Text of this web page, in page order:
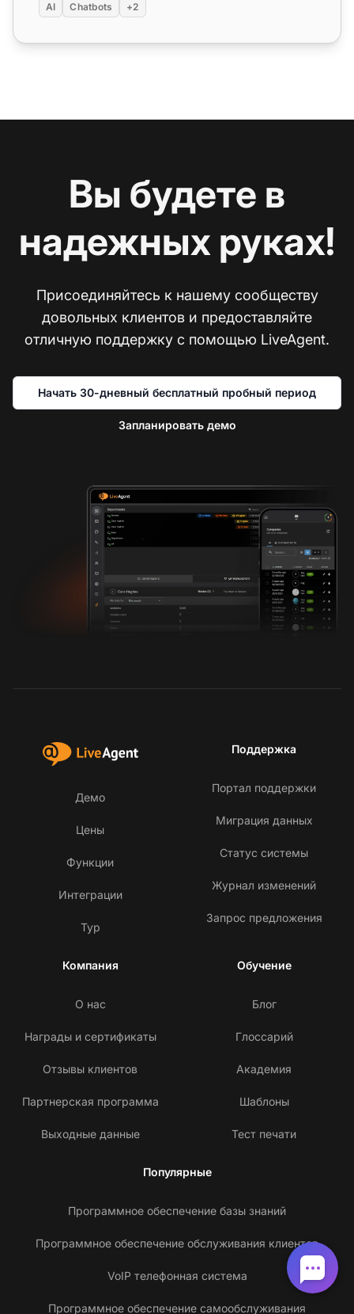
AI Chatbots +2
Вы будете в
надежных руках!
Присоединяйтесь к нашему сообществу
довольных клиентов и предоставляйте
отличную поддержку с помощью LiveAgent.
Начать 30-дневный бесплатный пробный период
Запланировать демо
Демо
Цены
Функции
Интеграции
Тур
Поддержка
Портал поддержки
Миграция данных
Статус системы
Журнал изменений
Запрос предложения
Компания
О нас
Награды и сертификаты
Отзывы клиентов
Партнерская программа
Выходные данные
Обучение
Блог
Глоссарий
Академия
Шаблоны
Тест печати
Популярные
Программное обеспечение базы знаний
Программное обеспечение обслуживания клиентов
VoIP телефонная система
Программное обеспечение самообслуживания